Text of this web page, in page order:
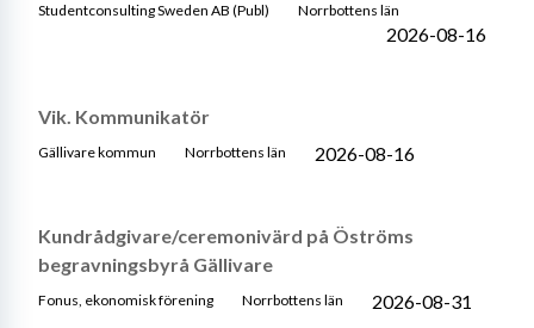
Studentconsulting Sweden AB (Publ) Norrbottens län
2026-08-16
Vik. Kommunikatör
Gällivare kommun Norrbottens län 2026-08-16
Kundrådgivare/ceremonivärd på Öströms
begravningsbyrå Gällivare
Fonus, ekonomisk förening Norrbottens län 2026-08-31